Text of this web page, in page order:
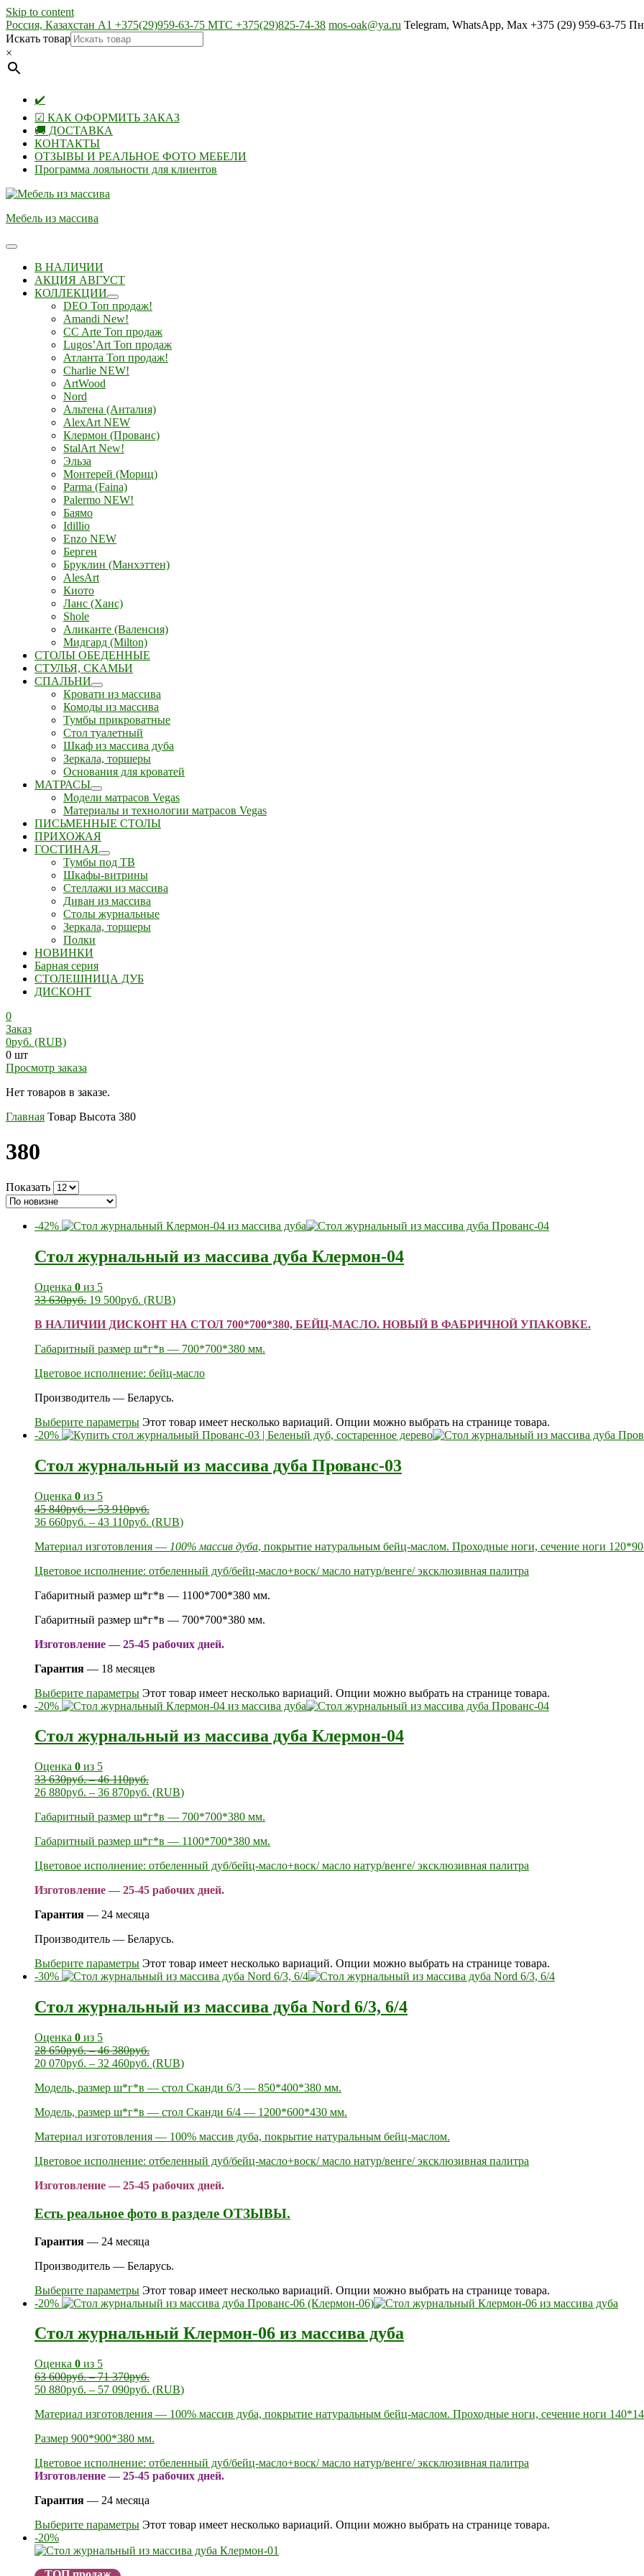
Skip to content
Россия, Казахстан А1 +375(29)959-63-75 МТС +375(29)825-74-38 mos-oak@ya.ru Telegram, WhatsApp, Max +375 (29) 959-63-75
Искать товар
×
✔️
☑ КАК ОФОРМИТЬ ЗАКАЗ
🚚 ДОСТАВКА
КОНТАКТЫ
ОТЗЫВЫ И РЕАЛЬНОЕ ФОТО МЕБЕЛИ
Программа лояльности для клиентов
Мебель из массива
В НАЛИЧИИ
АКЦИЯ АВГУСТ
КОЛЛЕКЦИИ
DEO Топ продаж!
Amandi New!
CC Arte Топ продаж
Lugos’Art Топ продаж
Атланта Топ продаж!
Charlie NEW!
ArtWood
Nord
Альтена (Анталия)
AlexArt NEW
Клермон (Прованс)
StalArt New!
Эльза
Монтерей (Мориц)
Parma (Faina)
Palermo NEW!
Баямо
Idillio
Enzo NEW
Берген
Бруклин (Манхэттен)
AlesArt
Киото
Ланс (Ханс)
Shole
Аликанте (Валенсия)
Мидгард (Milton)
СТОЛЫ ОБЕДЕННЫЕ
СТУЛЬЯ, СКАМЬИ
СПАЛЬНИ
Кровати из массива
Комоды из массива
Тумбы прикроватные
Стол туалетный
Шкаф из массива дуба
Зеркала, торшеры
Основания для кроватей
МАТРАСЫ
Модели матрасов Vegas
Материалы и технологии матрасов Vegas
ПИСЬМЕННЫЕ СТОЛЫ
ПРИХОЖАЯ
ГОСТИНАЯ
Тумбы под ТВ
Шкафы-витрины
Стеллажи из массива
Диван из массива
Столы журнальные
Зеркала, торшеры
Полки
НОВИНКИ
Барная серия
СТОЛЕШНИЦА ДУБ
ДИСКОНТ
0
Заказ
0руб. (RUB)
0 шт
Просмотр заказа
Нет товаров в заказе.
Главная Товар Высота 380
380
Показать
-42%
Стол журнальный из массива дуба Клермон-04
Оценка 0 из 5
33 630руб. 19 500руб. (RUB)
В НАЛИЧИИ ДИСКОНТ НА СТОЛ 700*700*380, БЕЙЦ-МАСЛО. НОВЫЙ В ФАБРИЧНОЙ УПАКОВКЕ.
Габаритный размер ш*г*в — 700*700*380 мм.
Цветовое исполнение: бейц-масло
Производитель — Беларусь.
Выберите параметры Этот товар имеет несколько вариаций. Опции можно выбрать на странице товара.
-20%
Стол журнальный из массива дуба Прованс-03
Оценка 0 из 5
45 840руб.–53 910руб.
36 660руб. – 43 110руб. (RUB)
Материал изготовления — 100% массив дуба, покрытие натуральным бейц-маслом. Проходные ноги, сечение ноги
Цветовое исполнение: отбеленный дуб/бейц-масло+воск/ масло натур/венге/ эксклюзивная палитра
Габаритный размер ш*г*в — 1100*700*380 мм.
Габаритный размер ш*г*в — 700*700*380 мм.
Изготовление — 25-45 рабочих дней.
Гарантия — 18 месяцев
Выберите параметры Этот товар имеет несколько вариаций. Опции можно выбрать на странице товара.
-20%
Стол журнальный из массива дуба Клермон-04
Оценка 0 из 5
33 630руб.–46 110руб.
26 880руб. – 36 870руб. (RUB)
Габаритный размер ш*г*в — 700*700*380 мм.
Габаритный размер ш*г*в — 1100*700*380 мм.
Цветовое исполнение: отбеленный дуб/бейц-масло+воск/ масло натур/венге/ эксклюзивная палитра
Изготовление — 25-45 рабочих дней.
Гарантия — 24 месяца
Производитель — Беларусь.
Выберите параметры Этот товар имеет несколько вариаций. Опции можно выбрать на странице товара.
-30%
Стол журнальный из массива дуба Nord 6/3, 6/4
Оценка 0 из 5
28 650руб.–46 380руб.
20 070руб. – 32 460руб. (RUB)
Модель, размер ш*г*в — стол Сканди 6/3 — 850*400*380 мм.
Модель, размер ш*г*в — стол Сканди 6/4 — 1200*600*430 мм.
Материал изготовления — 100% массив дуба, покрытие натуральным бейц-маслом.
Цветовое исполнение: отбеленный дуб/бейц-масло+воск/ масло натур/венге/ эксклюзивная палитра
Изготовление — 25-45 рабочих дней.
Есть реальное фото в разделе ОТЗЫВЫ.
Гарантия — 24 месяца
Производитель — Беларусь.
Выберите параметры Этот товар имеет несколько вариаций. Опции можно выбрать на странице товара.
-20%
Стол журнальный Клермон-06 из массива дуба
Оценка 0 из 5
63 600руб.–71 370руб.
50 880руб. – 57 090руб. (RUB)
Материал изготовления — 100% массив дуба, покрытие натуральным бейц-маслом. Проходные ноги, сечение ноги
Размер 900*900*380 мм.
Цветовое исполнение: отбеленный дуб/бейц-масло+воск/ масло натур/венге/ эксклюзивная палитра
Изготовление — 25-45 рабочих дней.
Гарантия — 24 месяца
Выберите параметры Этот товар имеет несколько вариаций. Опции можно выбрать на странице товара.
-20%